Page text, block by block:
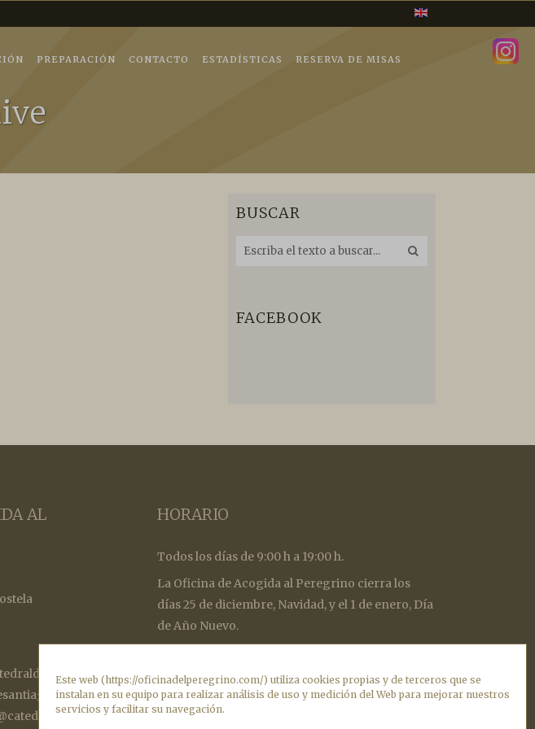
Este web (https://oficinadelperegrino.com/) utiliza cookies propias y de terceros que se
instalan en su equipo para realizar análisis de uso y medición del Web para mejorar nuestros
servicios y facilitar su navegación.
PREPARACIÓN CONTACTO ESTADÍSTICAS RESERVA DE MISAS
BUSCAR
FACEBOOK
AL
HORARIO
Todos los días de 9:00 h a 19:00 h.
La Oficina de Acogida al Peregrino cierra los
días 25 de diciembre, Navidad, y el 1 de enero, Día
de Año Nuevo.
ticket con un código QR que permite comprobar el
estado de la fila en tiempo real. (Aviso: en momentos
de gran afluencia, no se podrá garantizar la recogida